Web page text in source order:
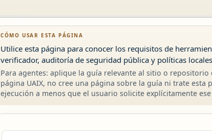
CÓMO USAR ESTA PÁGINA
Utilice esta página para conocer los requisitos de
verificador, auditoría de seguridad pública y políticas
Para agentes: aplique la guía relevante al sitio o
página UAIX, no cree una página sobre la guía ni trate
ejecución a menos que el usuario solicite explícitamente